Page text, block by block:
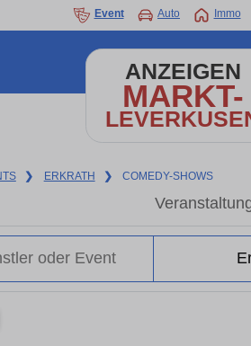
Event Auto Immo
ANZEIGEN
MARKT-
❯ ERKRATH ❯ COMEDY-SHOWS